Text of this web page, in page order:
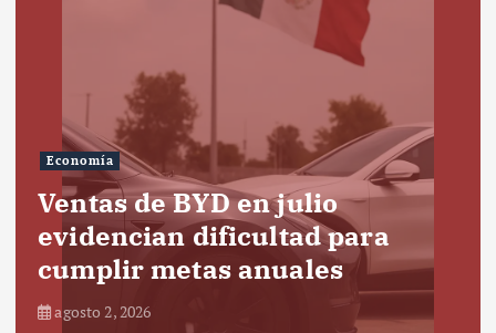
Economía
Ventas de BYD en julio
evidencian dificultad para
cumplir metas anuales
agosto 2, 2026